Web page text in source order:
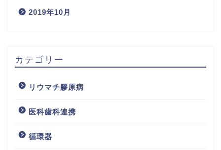
2019年10月
カテゴリー
リウマチ膠原病
医科歯科連携
循環器